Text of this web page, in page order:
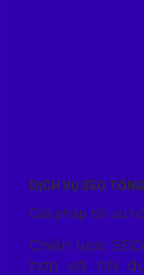
DỊCH VỤ SEO
Giải pháp tối ưu
Chiến lược
hợp với nội